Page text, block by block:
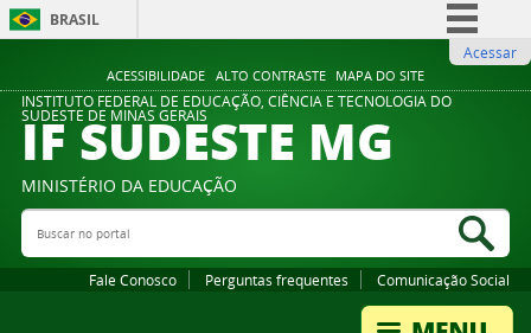
ACESSIBILIDADE ALTO CONTRASTE MAPA DO SITE
BRASIL
Comunica BR
Participe
Legislação
Acessar
INSTITUTO FEDERAL DE EDUCAÇÃO, CIÊNCIA E TECNOLOGIA DO
SUDESTE DE MINAS GERAIS
IF SUDESTE MG
MINISTÉRIO DA EDUCAÇÃO
Buscar no portal
Fale Conosco Perguntas frequentes Comunicação Social